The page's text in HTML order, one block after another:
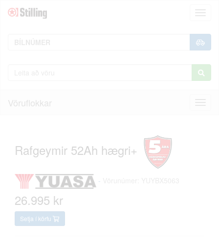
Vöruflokkar
Rafgeymir 52Ah hægri+
-
26.995 kr
Setja í körfu